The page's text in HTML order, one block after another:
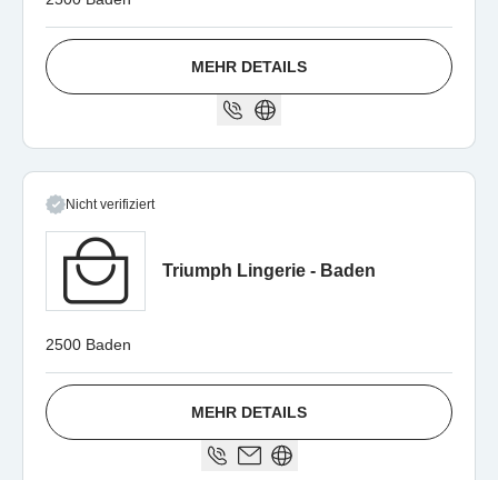
MEHR DETAILS
Nicht verifiziert
Triumph Lingerie - Baden
2500 Baden
MEHR DETAILS